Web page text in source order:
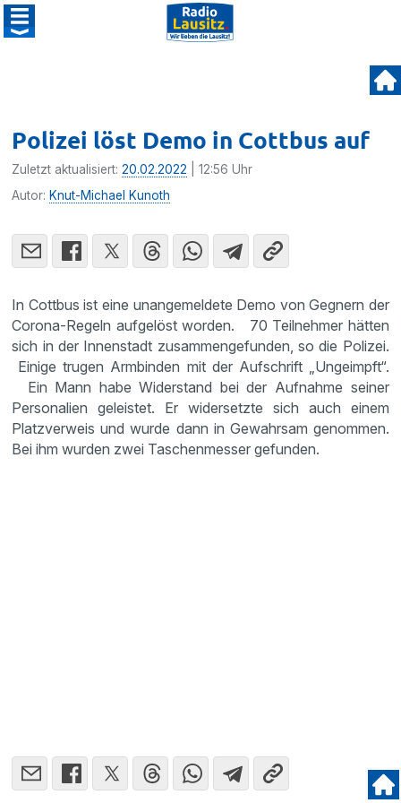
Polizei löst Demo in Cottbus auf
Zuletzt aktualisiert:20.02.2022 | 12:56 Uhr
Autor: Knut-Michael Kunoth
In Cottbus ist eine unangemeldete Demo von Gegnern der
Corona-Regeln aufgelöst worden. 70 Teilnehmer hätten
sich in der Innenstadt zusammengefunden, so die Polizei.
Einige trugen Armbinden mit der Aufschrift „Ungeimpft“.
Ein Mann habe Widerstand bei der Aufnahme seiner
Personalien geleistet. Er widersetzte sich auch einem
Platzverweis und wurde dann in Gewahrsam genommen.
Bei ihm wurden zwei Taschenmesser gefunden.